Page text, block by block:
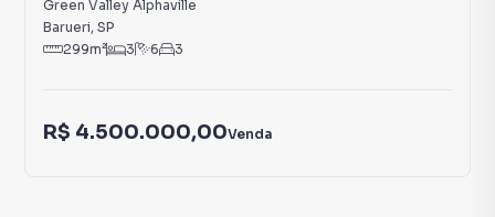
Green Valley Alphaville
Barueri, SP
299m² 3 6 3
R$ 4.500.000,00Venda